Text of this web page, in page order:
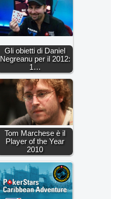
Gli obietti di Daniel
Negreanu per il 2012:
1…
Tom Marchese è il
Player of the Year
2010